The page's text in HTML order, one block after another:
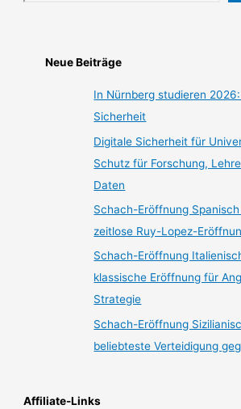
Neue Beiträge
In Nürnberg studieren
Sicherheit
Digitale Sicherheit für
Schutz für Forschung,
Daten
Schach-Eröffnung
zeitlose Ruy-Lopez-
Schach-Eröffnung
klassische Eröffnung für
Strategie
Schach-Eröffnung
beliebteste Verteidigung
Affiliate-Links